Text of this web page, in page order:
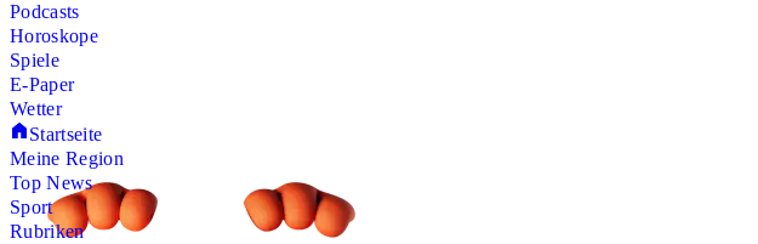
Podcasts
Horoskope
Spiele
E-Paper
Wetter
Startseite
Meine Region
Top News
Sport
Rubriken